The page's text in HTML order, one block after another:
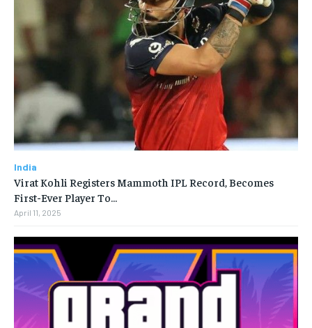
India
Virat Kohli Registers Mammoth IPL Record, Becomes
First-Ever Player To…
April 11, 2025